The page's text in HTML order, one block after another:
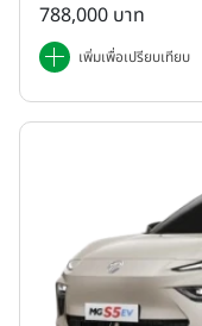
ประเภทซึ่งมีเพียง Land
จากการใช้งานจริงของลู
วางใจ มีความทนทาน แล
สามารถเดินทางไปได้ทุก
ปลอดภัย ซึ่งคอนเซปต์ดัง
ปัจจุบัน พิสูจน์ได้จากยอ
ในกว่า
Cruiser เป็นรถที่มีส่วนส่
โลก และเป็นรถยนต์รุ่นเ
โลกมาเป็นระยะเวลายาว
788,000 บาท
เพิ่มเพื่อเปรียบเทียบ